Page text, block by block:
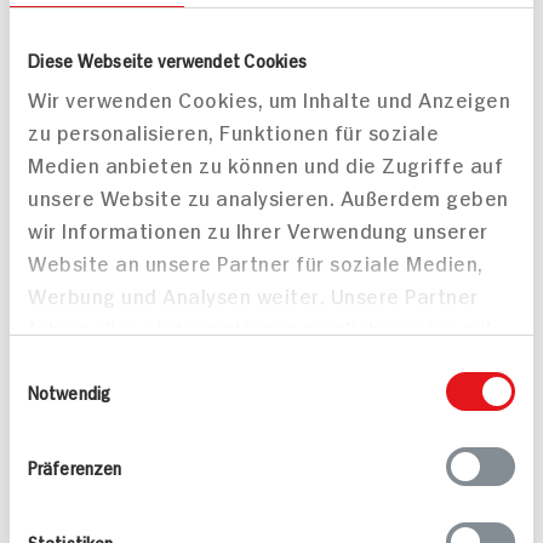
Diese Webseite verwendet Cookies
Wir verwenden Cookies, um Inhalte und Anzeigen
zu personalisieren, Funktionen für soziale
Medien anbieten zu können und die Zugriffe auf
unsere Website zu analysieren. Außerdem geben
wir Informationen zu Ihrer Verwendung unserer
Website an unsere Partner für soziale Medien,
Werbung und Analysen weiter. Unsere Partner
bereitgestellt haben oder die sie im Rahmen
Notwendig
Präferenzen
Penne in pikanter
Sauce mit Garden
Gourmet Filet-Stücken
Italian Style
50 min
820 kcal p. Portion
Leicht
Vegan
Confierter Heilbutt auf
Kürbis-Paprikaragout
80 min
721 kcal p. Portion
Mittel